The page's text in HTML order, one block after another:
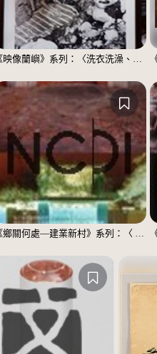
《映像蘭嶼》系列：〈洗衣洗澡、都在這裡〉
《鄉關何處—建業新村》系列：〈 邱敬賢04〉